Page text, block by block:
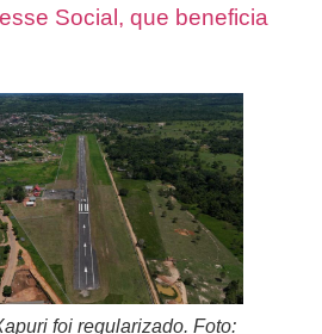
Social, que beneficia
foi regularizado. Foto: